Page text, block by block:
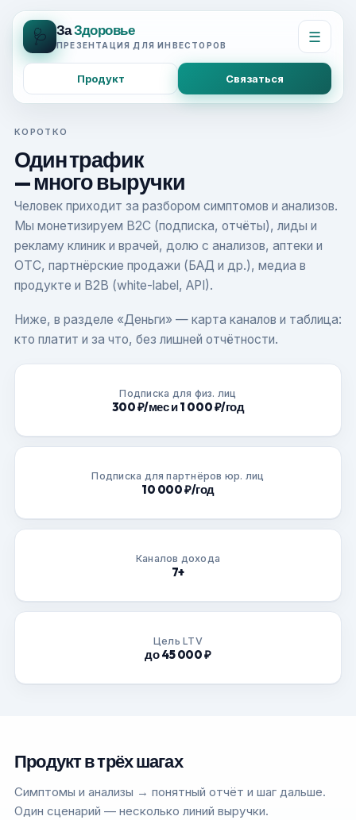
🩺 ЗаЗдоровье
ПРЕЗЕНТАЦИЯ ДЛЯ ИНВЕСТОРОВ
Продукт Связаться
☰
КОРОТКО
Один трафик
—много выручки
Человек приходит за разбором симптомов и анализов.
Мы монетизируем B2C (подписка, отчёты), лиды и
рекламу клиник и врачей, долю с анализов, аптеки и
OTC, партнёрские продажи (БАД и др.), медиа в
продукте и B2B (white-label, API).
Ниже, в разделе «Деньги» — карта каналов и таблица:
кто платит и за что, без лишней отчётности.
Подписка для физ. лиц
300 ₽/мес и 1 000 ₽/год
Подписка для партнёров юр. лиц
10 000 ₽/год
Каналов дохода
7+
Цель LTV
до 45 000 ₽
Продукт в трёх шагах
Симптомы и анализы → понятный отчёт и шаг дальше.
Один сценарий — несколько линий выручки.